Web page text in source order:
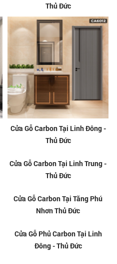
Thủ Đức
Cửa Gỗ Carbon Tại Linh Đông -
Thủ Đức